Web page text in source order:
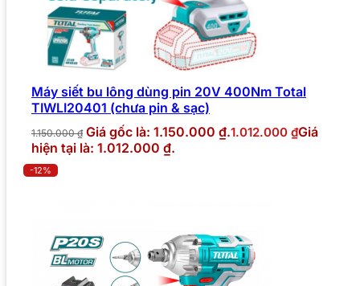
Máy siết bu lông dùng pin 20V 400Nm Total
TIWLI20401 (chưa pin & sạc)
1.150.000₫ Giá gốc là: 1.150.000 ₫.1.012.000 ₫Giá
hiện tại là: 1.012.000 ₫.
-12%